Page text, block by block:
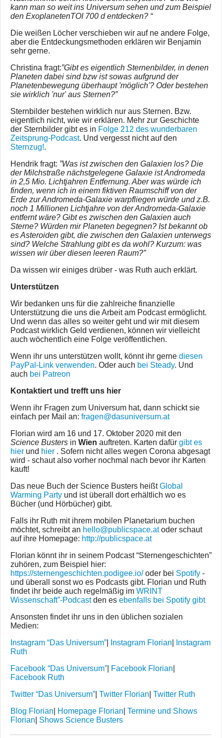
kann man so weit ins Universum sehen und zum Beispiel
den ExoplanetenTOI 700 d entdecken? “
Die weißen Löcher verschieben wir auf ne andere Folge,
aber die Entdeckungsmethoden erklären wir Benjamin
sehr gerne.
Christina fragt:”Gibt es eigentlich Sternenbilder, in denen
Planeten dabei sind bzw ist sowas aufgrund der
Planetenbewegung überhaupt 'möglich'? Oder bestehen
sie wirklich 'nur' aus Sternen?”
Sternbilder bestehen wirklich nur aus Sternen. Bzw.
eigentlich nicht, wie wir erklären. Mehr zur Geschichte
der Sternbilder gibt es in Folge 212 des wunderbaren
Zeitsprung-Podcast. Und vergesst nicht auf den
Sternzug!.
Hendrik fragt: ”Was ist zwischen den Galaxien los? Die
der Milchstraße nächstgelegene Galaxie ist Andromeda
in 2,5 Mio. Lichtjahren Entfernung. Aber was würde ich
finden, wenn ich in einem fiktiven Raumschiff von der
Erde zur Andromeda-Galaxie warpfliegen würde und z.B.
noch 1 Millionen Lichtjahre von der Andromeda-Galaxie
entfernt wäre? Gibt es zwischen den Galaxien auch
Sterne? Würden mir Planeten begegnen? Ist bekannt ob
es Asteroiden gibt, die zwischen den Galaxien unterwegs
sind? Welche Strahlung gibt es da wohl? Kurzum: was
wissen wir über diesen leeren Raum?”
Da wissen wir einiges drüber - was Ruth auch erklärt.
Unterstützen
Wir bedanken uns für die zahlreiche finanzielle
Unterstützung die uns die Arbeit am Podcast ermöglicht.
Und wenn das alles so weiter geht und wir mit diesem
Podcast wirklich Geld verdienen, können wir vielleicht
auch wöchentlich eine Folge veröffentlichen.
Wenn ihr uns unterstützen wollt, könnt ihr gerne diesen
PayPal-Link verwenden. Oder auch bei Steady. Und
auch bei Patreon
Kontaktiert und trefft uns hier
Wenn ihr Fragen zum Universum hat, dann schickt sie
einfach per Mail an: fragen@dasuniversum.at
Florian wird am 16 und 17. Oktober 2020 mit den
Science Busters in Wien auftreten. Karten dafür gibt es
hier und hier . Sofern nicht alles wegen Corona abgesagt
wird - schaut also vorher nochmal nach bevor ihr Karten
kauft!
Das neue Buch der Science Busters heißtGlobal
Warming Party und ist überall dort erhältlich wo es
Bücher (und Hörbücher) gibt.
Falls ihr Ruth mit ihrem mobilen Planetarium buchen
möchtet, schreibt an hello@publicspace.atoder schaut
auf ihre Homepage: http://publicspace.at
Florian könnt ihr in seinem Podcast “Sternengeschichten”
zuhören, zum Beispiel hier:
https://sternengeschichten.podigee.io/oder bei Spotify -
und überall sonst wo es Podcasts gibt. Florian und Ruth
findet ihr beide auch regelmäßig im WRINT
Wissenschaft”-Podcastden es ebenfalls bei Spotify gibt
Ansonsten findet ihr uns in den üblichen sozialen
Medien:
Instagram “Das Universum”
Instagram Florian
Instagram
Ruth
Facebook “Das Universum” Facebook Florian
Facebook Ruth
Twitter “Das Universum” Twitter Florian Twitter Ruth
Blog Florian
Homepage Florian Termine und Shows
Florian Shows Science Busters